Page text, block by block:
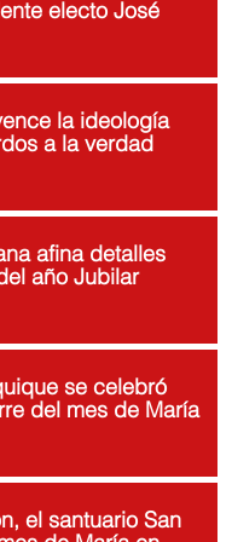
electo José
la ideología
a la verdad
afina detalles
año Jubilar
se celebró
del mes de María
el santuario San